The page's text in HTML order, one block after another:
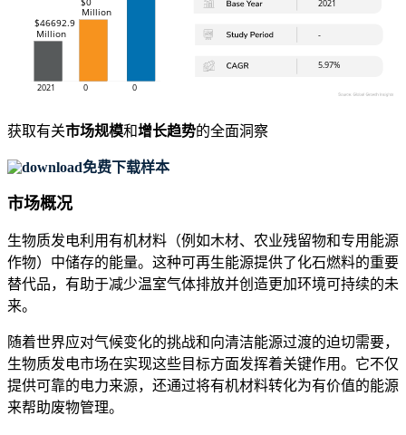
获取有关市场规模和增长趋势的全面洞察
免费下载样本
市场概况
生物质发电利用有机材料（例如木材、农业残留物和专用能源
作物）中储存的能量。这种可再生能源提供了化石燃料的重要
替代品，有助于减少温室气体排放并创造更加环境可持续的未
来。
随着世界应对气候变化的挑战和向清洁能源过渡的迫切需要，
生物质发电市场在实现这些目标方面发挥着关键作用。它不仅
提供可靠的电力来源，还通过将有机材料转化为有价值的能源
来帮助废物管理。